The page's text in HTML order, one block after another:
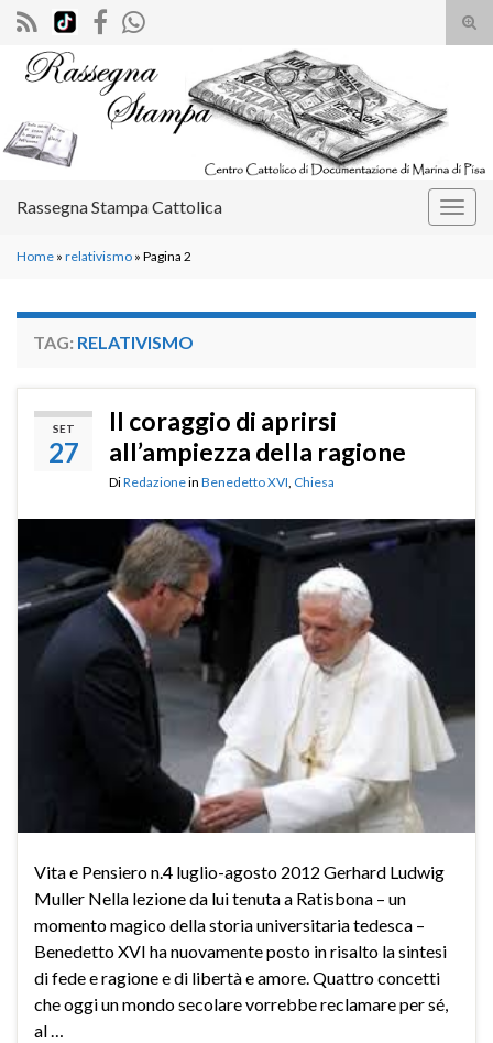
il
Search for:
Rassegna Stampa Cattolica
Home » relativismo » Pagina 2
TAG: RELATIVISMO
SET
27
II coraggio di aprirsi
all’ampiezza della ragione
DiRedazionein Benedetto XVI Chiesa
Vita e Pensiero n.4 luglio-agosto 2012 Gerhard Ludwig
Muller Nella lezione da lui tenuta a Ratisbona – un
momento magico della storia universitaria tedesca –
Benedetto XVI ha nuovamente posto in risalto la sintesi
di fede e ragione e di libertà e amore. Quattro concetti
che oggi un mondo secolare vorrebbe reclamare per sé,
al …